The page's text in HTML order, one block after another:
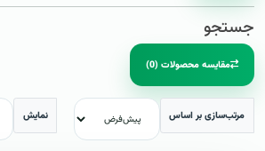
جستجو
مقایسه محصولات (0)
مرتب‌سازی بر اساس نمایش